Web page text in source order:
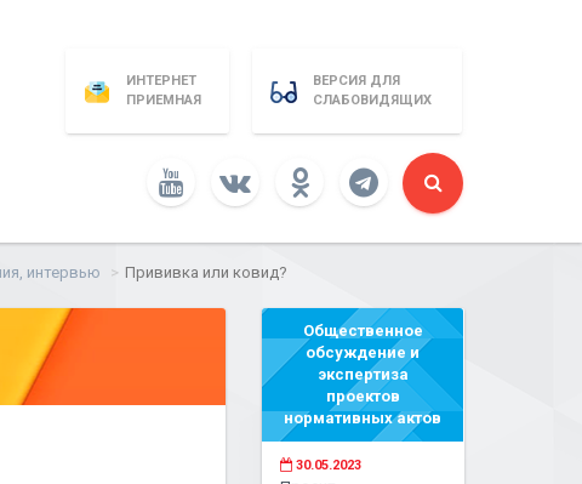
ИНТЕРНЕТ
ПРИЕМНАЯ
ВЕРСИЯ ДЛЯ
СЛАБОВИДЯЩИХ
интервью Прививка или ковид?
Общественное
обсуждение и
экспертиза
проектов
нормативных актов
30.05.2023